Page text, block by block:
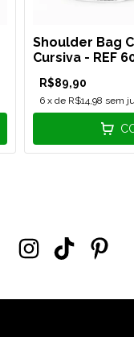
Shoulder Bag
Cursiva - REF
R$89,90
6 x de R$14,98 sem